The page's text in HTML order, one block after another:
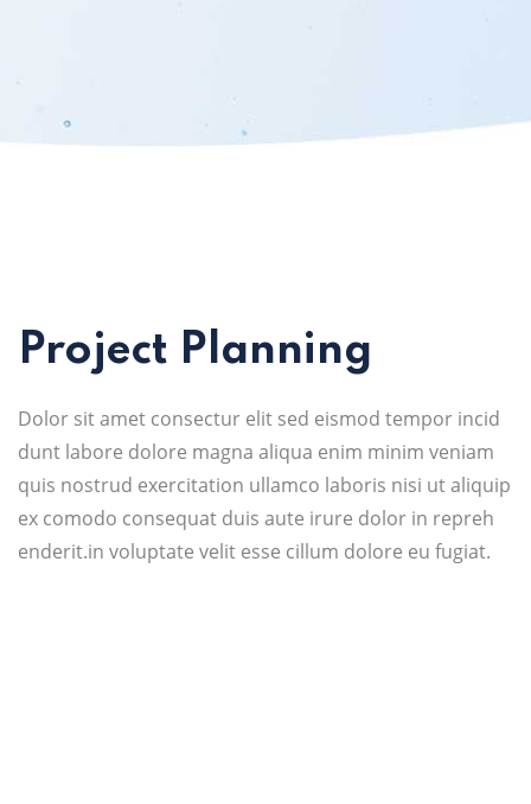
Project Planning
Dolor sit amet consectur elit sed eismod tempor incid
dunt labore dolore magna aliqua enim minim veniam
quis nostrud exercitation ullamco laboris nisi ut aliquip
ex comodo consequat duis aute irure dolor in repreh
enderit.in voluptate velit esse cillum dolore eu fugiat.